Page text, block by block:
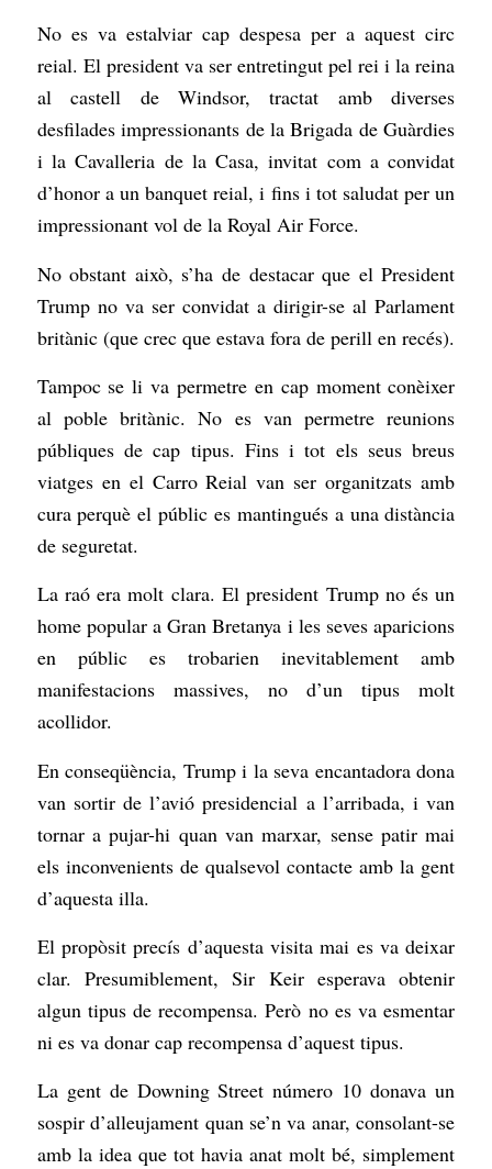
No es va estalviar cap despesa per a aquest circ
reial. El president va ser entretingut pel rei i la reina
al castell de Windsor, tractat amb diverses
desfilades impressionants de la Brigada de Guàrdies
i la Cavalleria de la Casa, invitat com a convidat
d’honor a un banquet reial, i fins i tot saludat per un
impressionant vol de la Royal Air Force.
No obstant això, s’ha de destacar que el President
Trump no va ser convidat a dirigir-se al Parlament
britànic (que crec que estava fora de perill en recés).
Tampoc se li va permetre en cap moment conèixer
al poble britànic. No es van permetre reunions
públiques de cap tipus. Fins i tot els seus breus
viatges en el Carro Reial van ser organitzats amb
cura perquè el públic es mantingués a una distància
de seguretat.
La raó era molt clara. El president Trump no és un
home popular a Gran Bretanya i les seves aparicions
en públic es trobarien inevitablement amb
manifestacions massives, no d’un tipus molt
acollidor.
En conseqüència, Trump i la seva encantadora dona
van sortir de l’avió presidencial a l’arribada, i van
tornar a pujar-hi quan van marxar, sense patir mai
els inconvenients de qualsevol contacte amb la gent
d’aquesta illa.
El propòsit precís d’aquesta visita mai es va deixar
clar. Presumiblement, Sir Keir esperava obtenir
algun tipus de recompensa. Però no es va esmentar
ni es va donar cap recompensa d’aquest tipus.
La gent de Downing Street número 10 donava un
sospir d’alleujament quan se’n va anar, consolant-se
amb la idea que tot havia anat molt bé, simplement